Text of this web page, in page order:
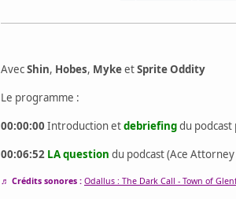
AvecShin, Hobes, MykeetSprite Oddity
Le programme :
00:00:00 Introduction etdebriefingdu
00:06:52 LA question du podcast (Ace
♬ Crédits sonores : Odallus : The Dark Call - Town of